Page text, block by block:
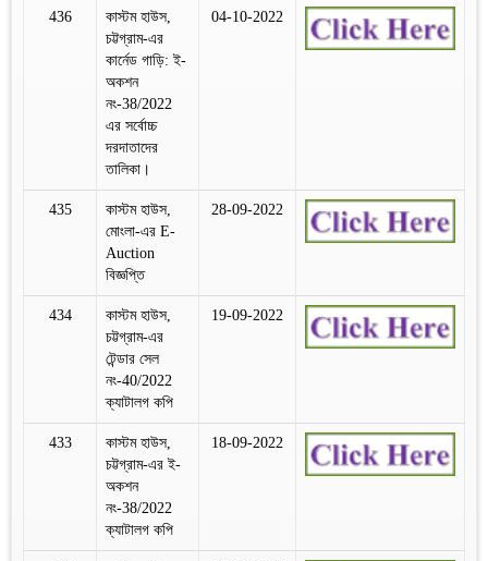
436
কাস্টম হাউস,
চট্টগ্রাম-এর
কার্নেড গাড়ি: ই-
অকশন
নং-38/2022
এর সর্বোচ্চ
দরদাতাদের
তালিকা।
04-10-2022
435
কাস্টম হাউস,
মোংলা-এর E-
Auction
বিজ্ঞপ্তি
28-09-2022
434
কাস্টম হাউস,
চট্টগ্রাম-এর
টেন্ডার সেল
নং-40/2022
ক্যাটালগ কপি
19-09-2022
433
কাস্টম হাউস,
চট্টগ্রাম-এর ই-
অকশন
নং-38/2022
ক্যাটালগ কপি
18-09-2022